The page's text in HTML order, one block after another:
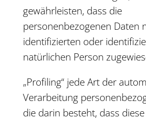
gewährleisten, dass die
personenbezogenen Daten
identifizierten oder
natürlichen Person
„Profiling“ jede Art der
Verarbeitung
die darin besteht, dass diese